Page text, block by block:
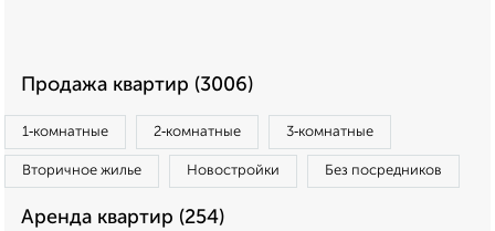
Продажа квартир (3006)
1‑комнатные 2‑комнатные 3‑комнатные
Вторичное жилье Новостройки Без посредников
Аренда квартир (254)